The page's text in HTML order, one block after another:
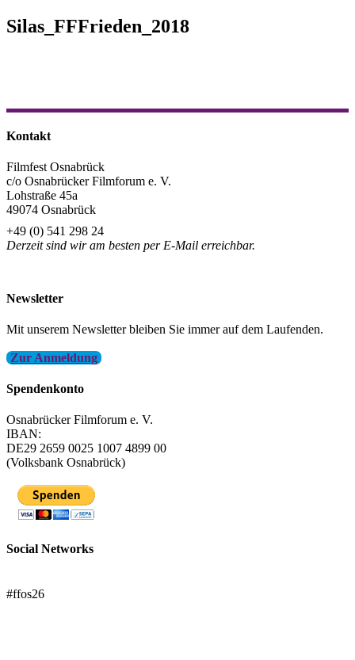
Silas_FFFrieden_2018
Kontakt
Filmfest Osnabrück
c/o Osnabrücker Filmforum e. V.
Lohstraße 45a
49074 Osnabrück
+49 (0) 541 298 24
Derzeit sind wir am besten per E-Mail erreichbar.
Newsletter
Mit unserem Newsletter bleiben Sie immer auf dem Laufenden.
Zur Anmeldung
Spendenkonto
Osnabrücker Filmforum e. V.
IBAN:
DE29 2659 0025 1007 4899 00
(Volksbank Osnabrück)
Social Networks
#ffos26